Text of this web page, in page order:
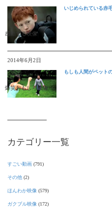
感動する映像
いじめられている赤
2014年6月2日
爆笑おもしろ映像
もしも人間がペット
カテゴリー一覧
すごい動画 (791)
その他 (2)
ほんわか映像 (579)
ガクブル映像 (172)